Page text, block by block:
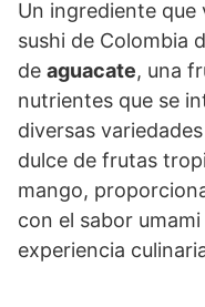
Un ingrediente que
sushi de Colombia
de aguacate, una
nutrientes que se
diversas
dulce de frutas
mango,
con el sabor
experiencia